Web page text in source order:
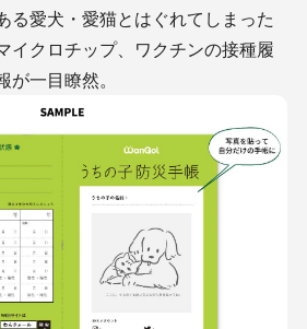
る愛犬・愛猫とはぐれてしまった
イクロチップ、ワクチンの接種履
一目瞭然。